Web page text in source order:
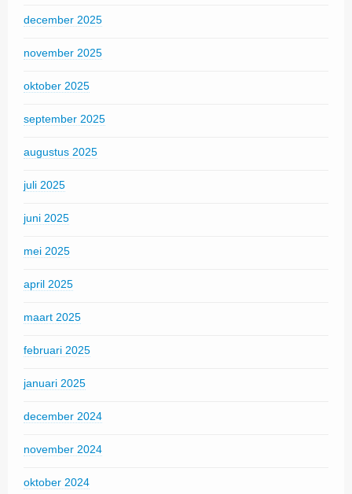
december 2025
november 2025
oktober 2025
september 2025
augustus 2025
juli 2025
juni 2025
mei 2025
april 2025
maart 2025
februari 2025
januari 2025
december 2024
november 2024
oktober 2024